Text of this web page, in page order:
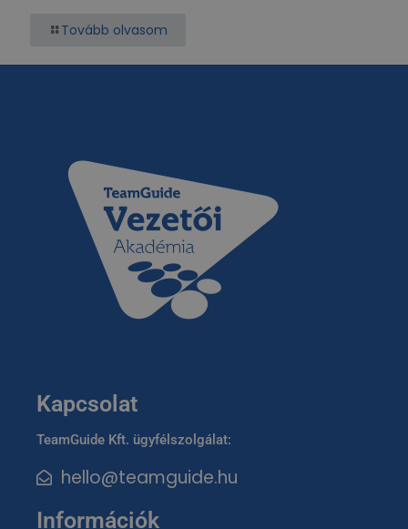
Tovább olvasom
Kapcsolat
TeamGuide Kft. ügyfélszolgálat:
hello@teamguide.hu
Információk